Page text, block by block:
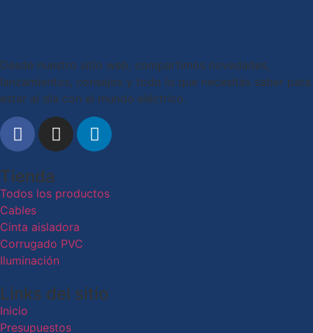
Desde nuestro sitio web, compartimos novedades,
lanzamientos, consejos y todo lo que necesitás saber para
estar al día con el mundo eléctrico.
Tienda
Todos los productos
Cables
Cinta aisladora
Corrugado PVC
Iluminación
Links del sitio
Inicio
Presupuestos